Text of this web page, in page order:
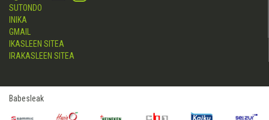
SUTONDO
INIKA
GMAIL
IKASLEEN SITEA
IRAKASLEEN SITEA
Babesleak